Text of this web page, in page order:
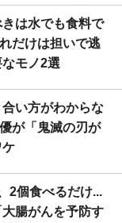
は水でも食料で
だけは担いで逃
モノ2選
い方がわからな
が「鬼滅の刃が
ケ
2個食べるだけ...
腸がんを予防す